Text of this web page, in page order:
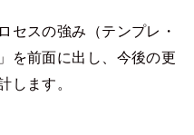
セスの強み（テンプレ・
を前面に出し、今後の更
します。